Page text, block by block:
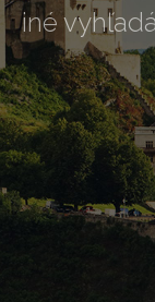
iné